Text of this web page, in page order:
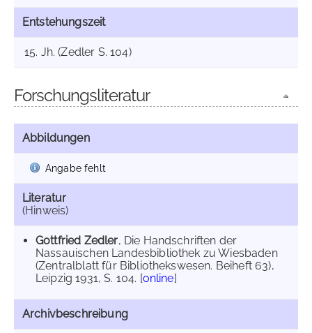
Entstehungszeit
15. Jh. (Zedler S. 104)
Forschungsliteratur
Abbildungen
Angabe fehlt
Literatur
(Hinweis)
Gottfried Zedler, Die Handschriften der
Nassauischen Landesbibliothek zu Wiesbaden
(Zentralblatt für Bibliothekswesen. Beiheft 63),
Leipzig 1931, S. 104. [online]
Archivbeschreibung